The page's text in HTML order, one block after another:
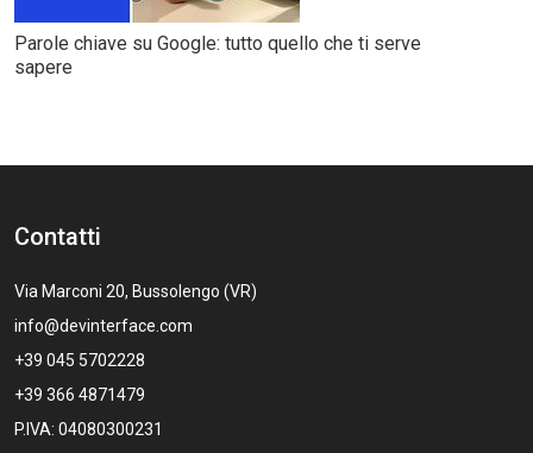
Parole chiave su Google: tutto quello che ti serve
sapere
Contatti
Via Marconi 20, Bussolengo (VR)
info@devinterface.com
+39 045 5702228
+39 366 4871479
P.IVA: 04080300231